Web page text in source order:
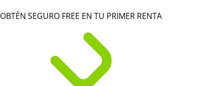
OBTÉN SEGURO FREE EN TU PRIMER RENTA